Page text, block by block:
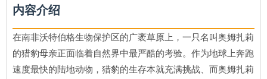
内容介绍
在南非沃特伯格生物保护区的广袤草原上，一只名叫奥姆扎莉
的猎豹母亲正面临着自然界中最严酷的考验。作为地球上奔跑
速度最快的陆地动物，猎豹的生存本就充满挑战、而奥姆扎莉